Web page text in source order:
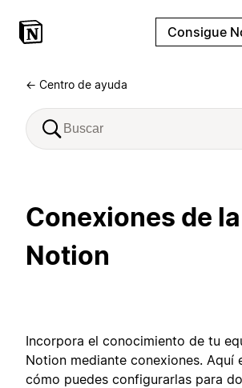
Consigue
← Centro de ayuda
Conexiones de
Notion
Incorpora el conocimiento de tu
Notion mediante conexiones. Aquí
cómo puedes configurarlas para